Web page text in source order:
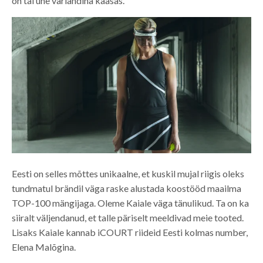
Eesti on selles mõttes unikaalne, et kuskil mujal riigis oleks
tundmatul brändil väga raske alustada koostööd maailma
TOP-100 mängijaga. Oleme Kaiale väga tänulikud. Ta on ka
siiralt väljendanud, et talle päriselt meeldivad meie tooted.
Lisaks Kaiale kannab iCOURT riideid Eesti kolmas number,
Elena Malõgina.